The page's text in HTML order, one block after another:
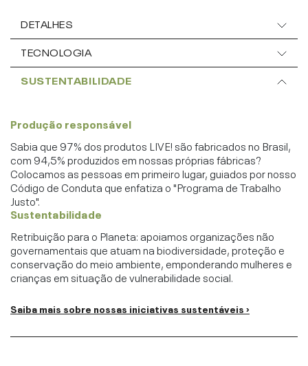
DETALHES
TECNOLOGIA
SUSTENTABILIDADE
Produção responsável
Sabia que 97% dos produtos LIVE! são fabricados no Brasil,
com 94,5% produzidos em nossas próprias fábricas?
Colocamos as pessoas em primeiro lugar, guiados por nosso
Código de Conduta que enfatiza o "Programa de Trabalho
Justo".
Sustentabilidade
Retribuição para o Planeta: apoiamos organizações não
governamentais que atuam na biodiversidade, proteção e
conservação do meio ambiente, emponderando mulheres e
crianças em situação de vulnerabilidade social.
Saiba mais sobre nossas iniciativas sustentáveis ›